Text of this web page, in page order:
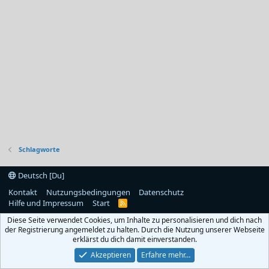
Schlagworte
Deutsch [Du]
Kontakt
Nutzungsbedingungen
Datenschutz
Hilfe und Impressum
Start
R
S
Diese Seite verwendet Cookies, um Inhalte zu personalisieren und dich nach
der Registrierung angemeldet zu halten. Durch die Nutzung unserer Webseite
erklärst du dich damit einverstanden.
Akzeptieren
Erfahre mehr…